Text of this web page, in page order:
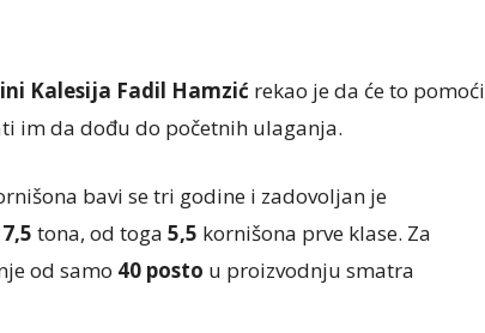
Kalesija Fadil Hamzić rekao je da će to pomoći
im da dođu do početnih ulaganja.
bavi se tri godine i zadovoljan je
7,5 tona, od toga 5,5 kornišona prve klase. Za
od samo 40 posto u proizvodnju smatra